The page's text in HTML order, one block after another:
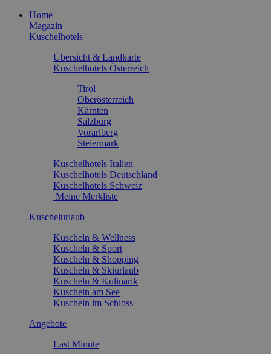
Home
Magazin
Kuschelhotels
Übersicht & Landkarte
Kuschelhotels Österreich
Tirol
Oberösterreich
Kärnten
Salzburg
Vorarlberg
Steiermark
Kuschelhotels Italien
Kuschelhotels Deutschland
Kuschelhotels Schweiz
Meine Merkliste
Kuschelurlaub
Kuscheln & Wellness
Kuscheln & Sport
Kuscheln & Shopping
Kuscheln & Skiurlaub
Kuscheln & Kulinarik
Kuscheln am See
Kuscheln im Schloss
Angebote
Last Minute